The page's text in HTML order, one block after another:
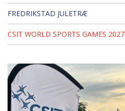
FREDRIKSTAD JULETRÆ
CSIT WORLD SPORTS GAMES 2027